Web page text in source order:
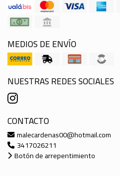
MEDIOS DE ENVÍO
NUESTRAS REDES SOCIALES
CONTACTO
malecardenas00@hotmail.com
3417026211
Botón de arrepentimiento